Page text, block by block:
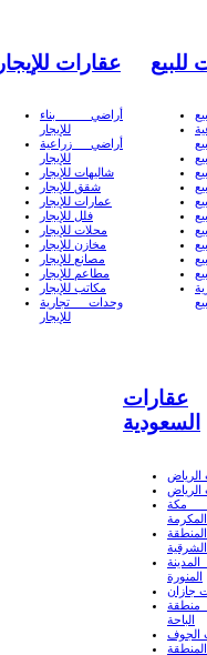
للبيع عقارات للإيجار
أراضي بناء
للإيجار
أراضي زراعية
للإيجار
شاليهات للإيجار
شقق للإيجار
عمارات للإيجار
فلل للإيجار
محلات للإيجار
مخازن للإيجار
مصانع للإيجار
مطاعم للإيجار
مكاتب للإيجار
وحدات تجارية
للإيجار
عقارات
السعودية
الرياض
الرياض
مكة
المكرمة
الشرقية
المنورة
جازان
منطقة
الباحة
الجوف